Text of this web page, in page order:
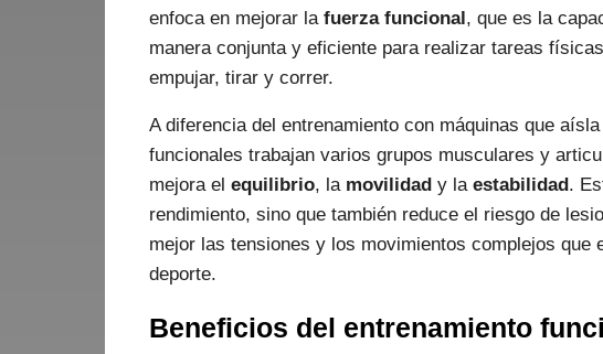
enfoca en mejorar la fuerza funcional, que es la
manera conjunta y eficiente para realizar tareas
empujar, tirar y correr.
A diferencia del entrenamiento con máquinas que
funcionales trabajan varios grupos musculares y
mejora el equilibrio, la movilidady la estabilidad.
rendimiento, sino que también reduce el riesgo de
mejor las tensiones y los movimientos complejos que
deporte.
Beneficios del entrenamiento